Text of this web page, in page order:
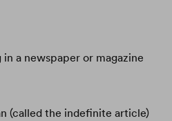
a newspaper or magazine
(called the indefinite article)